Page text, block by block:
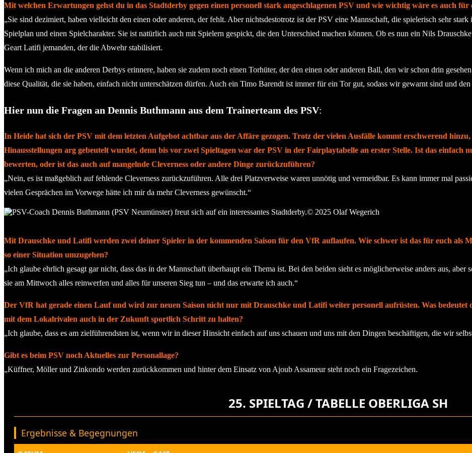
Mit welchen Erwartungen gehst du in das Stadtderby gegen einen personell stark angeschlagenen PSV und wie wichtig wäre es auch für
„Sie sind dezimiert, haben vielleicht den einen oder anderen, der fehlt. Aber nichtsdestotrotz ist der PSV eine Mannschaft, die spielerisch sehr
Spielplan und einen Spielcharakter. Sie ist natürlich auch mit Spielern gespickt, die den Unterschied machen können. Ob es nun ein Nils
Geart Latifi jemanden, der die Abwehr stabilisiert.
Wenn ich mich an die anderen Derbys erinnere, haben sie zudem noch einen Torhüter, der den einen oder anderen Ball, den wir schon drin
diese Qualität, die sie haben, einfach nicht unterschätzen dürfen. Auch ein Timo Barendt ist immer für ein Tor gut, sodass wir gewarnt sind und
Hier nun die Fragen an Dennis Buthmann aus dem Trainerteam des PSV:
In Heide hat sich der PSV mit dem letzten Aufgebot achtbar aus der Affäre gezogen. Trotz der vielen Ausfälle kommt erschwerend
Hinausstellungen arg gebeutelt wurdet, denn bis vor zwei Spieltagen war der PSV in der Fairplaytabelle an erster Stelle. Ist das einfach
bewerten, oder ist das auch auf mangelnde Cleverness oder andere Dinge zurückzuführen?
„Nein, es ist maßgeblich auf fehlende Cleverness zurückzuführen. Alle drei Platzverweise waren unnötig und vermeidbar. Es kann immer mal
vielen Gesprächen im Vorwege hätte ich mir da mehr Cleverness gewünscht.“
Mit Drauschke und Latifi werden zwei deiner Spieler in der kommenden Saison für den VfR auflaufen. Wie schwer ist das für euch als
so einer Situation umzugehen?
„Ich glaube ehrlich gesagt gar nicht, dass das in der Mannschaft überhaupt ein Thema ist. Bei den beiden sieht es möglicherweise anders aus,
sie am Mittwoch alles reinwerfen und alles für unseren Sieg tun – und das erwarte ich auch.“
Der VfR hat gerade einen Lauf und wird zur neuen Saison nicht nur mit Drauschke und Latifi weiter personell aufrüsten. Was bedeutet
mit dem Lokalrivalen auch in der Zukunft sportlich Schritt zu halten?
„Ich glaube, dass es am zielführendsten ist, wenn wir in dieser Hinsicht einfach auf uns schauen und uns mit den Dingen beschäftigen, die wir
Gibt es beim PSV noch Aktuelles zur Personallage?
„Küffner, Möller und Zinkondo werden zurückkommen und hinter dem Einsatz von Ajoub Assameur steht noch ein Fragezeichen.
25. SPIELTAG / TABELLE OBERLIGA SH
Ergebnisse & Begegnungen